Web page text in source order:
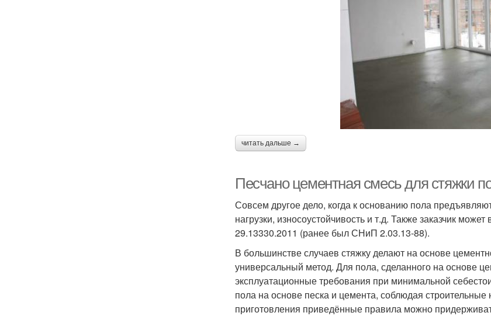
читать дальше →
Песчано цементная смесь для стяжки
Совсем другое дело, когда к основанию пола
нагрузки, износоустойчивость и т.д. Также заказчик
29.13330.2011 (ранее был СНиП 2.03.13-88).
В большинстве случаев стяжку делают на основе
универсальный метод. Для пола, сделанного на основе
эксплуатационные требования при минимальной
пола на основе песка и цемента, соблюдая
приготовления приведённые правила можно